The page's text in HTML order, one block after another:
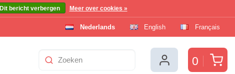
Nederlands English Français
0
Dit bericht verbergen Meer over cookies »